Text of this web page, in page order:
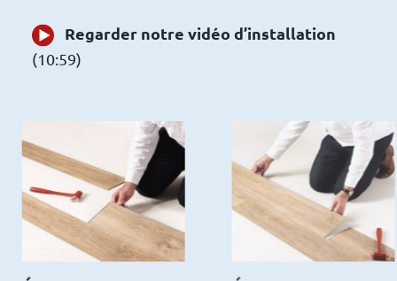
Regarder notre vidéo d’installation
(10:59)